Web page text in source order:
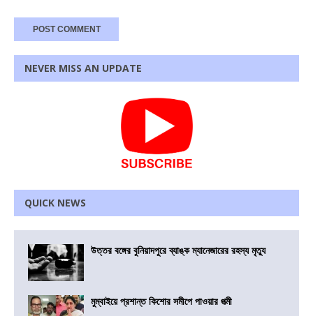
NEVER MISS AN UPDATE
QUICK NEWS
উত্তর বঙ্গের বুনিয়াদপুরে ব্যাঙ্ক ম্যানেজারের রহস্য মৃত্যু
মুম্বাইয়ে প্রশান্ত কিশোর সমীপে পাওয়ার পত্মী